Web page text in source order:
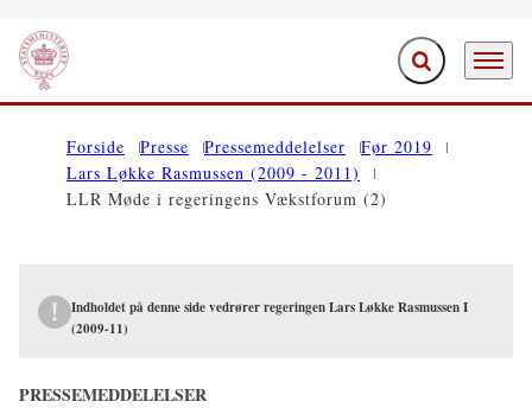
Gå til forsiden Fold søgefelt ud
Menu
Forside Presse Pressemeddelelser
Før 2019
Lars Løkke Rasmussen (2009 - 2011)
LLR Møde i regeringens Vækstforum (2)
Indholdet på denne side vedrører regeringen Lars Løkke Rasmussen I
(2009-11)
PRESSEMEDDELELSER